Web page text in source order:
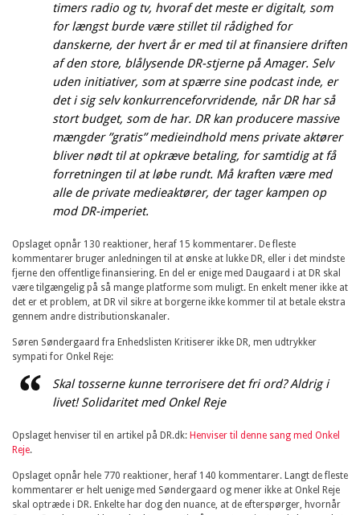
timers radio og tv, hvoraf det meste er digitalt, som
for længst burde være stillet til rådighed for
danskerne, der hvert år er med til at finansiere driften
af den store, blålysende DR-stjerne på Amager. Selv
uden initiativer, som at spærre sine podcast inde, er
det i sig selv konkurrenceforvridende, når DR har så
stort budget, som de har. DR kan producere massive
mængder ”gratis” medieindhold mens private aktører
bliver nødt til at opkræve betaling, for samtidig at få
forretningen til at løbe rundt. Må kraften være med
alle de private medieaktører, der tager kampen op
mod DR-imperiet.
Opslaget opnår 130 reaktioner, heraf 15 kommentarer. De fleste
kommentarer bruger anledningen til at ønske at lukke DR, eller i det mindste
fjerne den offentlige finansiering. En del er enige med Daugaard i at DR skal
være tilgængelig på så mange platforme som muligt. En enkelt mener ikke at
det er et problem, at DR vil sikre at borgerne ikke kommer til at betale ekstra
gennem andre distributionskanaler.
Søren Søndergaard fra Enhedslisten Kritiserer ikke DR, men udtrykker
sympati for Onkel Reje:
Skal tosserne kunne terrorisere det fri ord? Aldrig i
livet! Solidaritet med Onkel Reje
Opslaget henviser til en artikel på DR.dk: Henviser til denne sang med Onkel
Reje.
Opslaget opnår hele 770 reaktioner, heraf 140 kommentarer. Langt de fleste
kommentarer er helt uenige med Søndergaard og mener ikke at Onkel Reje
skal optræde i DR. Enkelte har dog den nuance, at de efterspørger, hvornår